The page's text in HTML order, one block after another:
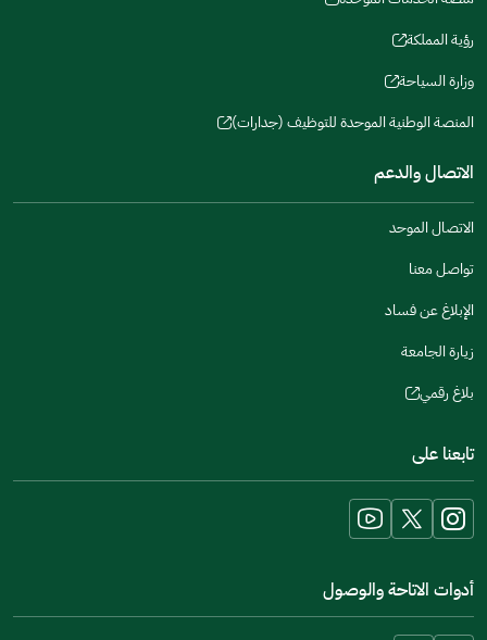
new
window)
new
window)
(opens
new
window)
رؤية المملكة
(opens
new
وزارة السياحة
(opens
new
window)
المنصة الوطنية الموحدة للتوظيف (جدارات)
(opens
window)
الاتصال والدعم
الاتصال الموحد
تواصل معنا
الإبلاغ عن فساد
زيارة الجامعة
بلاغ رقمي
(opens
new
window)
تابعنا على
أدوات الاتاحة والوصول